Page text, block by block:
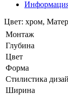
Цвет: хром,
Монтаж
Глубина
Цвет
Форма
Стилистика
Ширина